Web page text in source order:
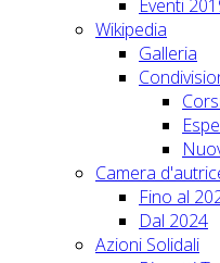
Eventi
Wikipedia
Galleria
Camera
Fino al
Dal 2024
Azioni Solidali